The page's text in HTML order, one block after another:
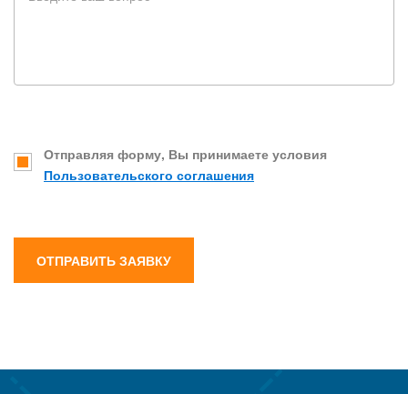
Отправляя форму, Вы принимаете условия
Пользовательского соглашения
ОТПРАВИТЬ ЗАЯВКУ